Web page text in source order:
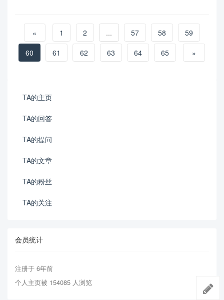
« 1 2 ... 57 58
59
60
61 62 63 64 65 »
TA的主页
TA的回答
TA的提问
TA的文章
TA的粉丝
TA的关注
会员统计
注册于 6年前
个人主页被 154085 人浏览